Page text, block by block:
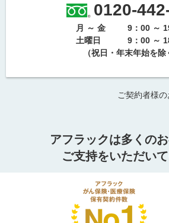
0120-
月 ～ 金
9：00 ～
土曜日
9：00 ～
（祝日・年末年始を除
ご契約者様
アフラックは多くの
ご支持をいただい